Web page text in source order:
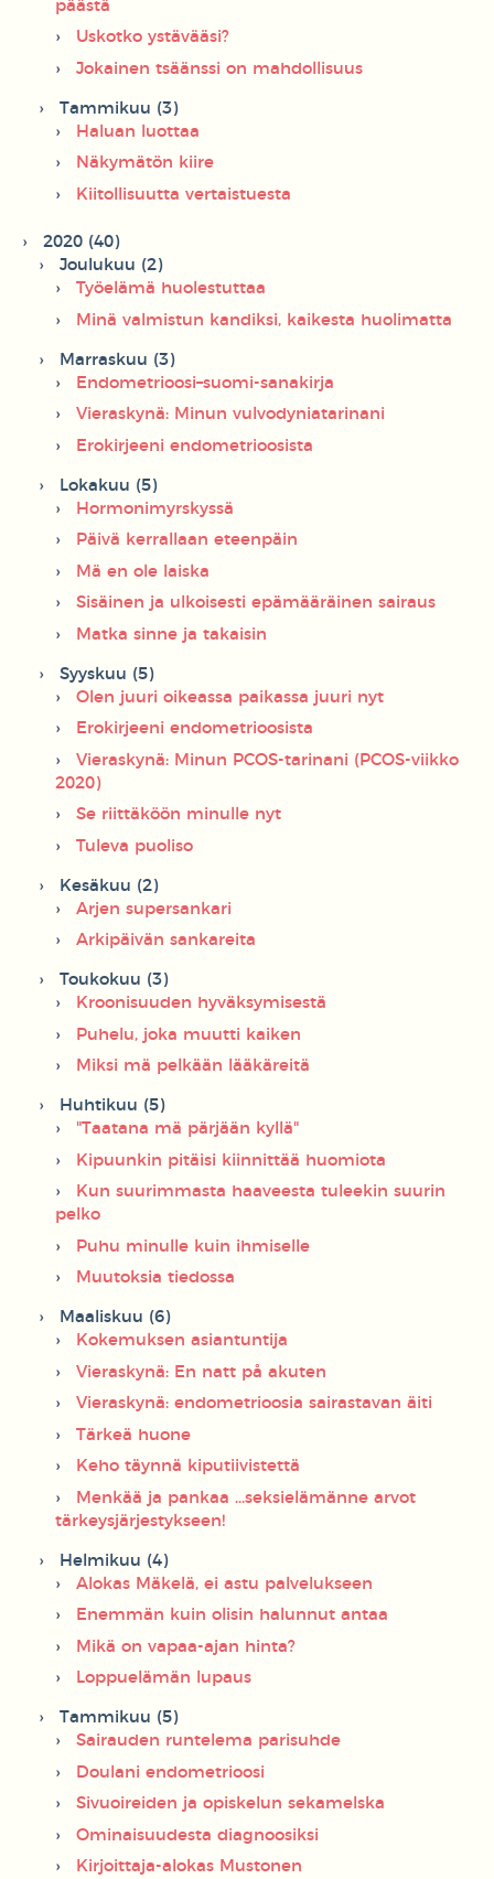
päästä
Uskotko ystävääsi?
Jokainen tsäänssi on mahdollisuus
Tammikuu (3)
Haluan luottaa
Näkymätön kiire
Kiitollisuutta vertaistuesta
2020 (40)
Joulukuu (2)
Työelämä huolestuttaa
Minä valmistun kandiksi, kaikesta huolimatta
Marraskuu (3)
Endometrioosi–suomi-sanakirja
Vieraskynä: Minun vulvodyniatarinani
Erokirjeeni endometrioosista
Lokakuu (5)
Hormonimyrskyssä
Päivä kerrallaan eteenpäin
Mä en ole laiska
Sisäinen ja ulkoisesti epämääräinen sairaus
Matka sinne ja takaisin
Syyskuu (5)
Olen juuri oikeassa paikassa juuri nyt
Erokirjeeni endometrioosista
Vieraskynä: Minun PCOS-tarinani (PCOS-viikko
2020)
Se riittäköön minulle nyt
Tuleva puoliso
Kesäkuu (2)
Arjen supersankari
Arkipäivän sankareita
Toukokuu (3)
Kroonisuuden hyväksymisestä
Puhelu, joka muutti kaiken
Miksi mä pelkään lääkäreitä
Huhtikuu (5)
"Taatana mä pärjään kyllä"
Kipuunkin pitäisi kiinnittää huomiota
Kun suurimmasta haaveesta tuleekin suurin
pelko
Puhu minulle kuin ihmiselle
Muutoksia tiedossa
Maaliskuu (6)
Kokemuksen asiantuntija
Vieraskynä: En natt på akuten
Vieraskynä: endometrioosia sairastavan äiti
Tärkeä huone
Keho täynnä kiputiivistettä
Menkää ja pankaa ...seksielämänne arvot
tärkeysjärjestykseen!
Helmikuu (4)
Alokas Mäkelä, ei astu palvelukseen
Enemmän kuin olisin halunnut antaa
Mikä on vapaa-ajan hinta?
Loppuelämän lupaus
Tammikuu (5)
Sairauden runtelema parisuhde
Doulani endometrioosi
Sivuoireiden ja opiskelun sekamelska
Ominaisuudesta diagnoosiksi
Kirjoittaja-alokas Mustonen